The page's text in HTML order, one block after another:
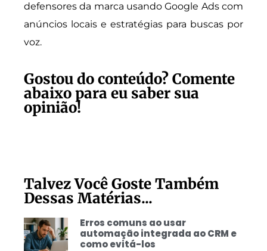
defensores da marca usando Google Ads com
anúncios locais e estratégias para buscas por
voz.
Gostou do conteúdo? Comente
abaixo para eu saber sua
opinião!
Talvez Você Goste Também
Dessas Matérias...
Erros comuns ao usar
automação integrada ao CRM e
como evitá-los